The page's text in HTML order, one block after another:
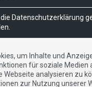
Datenschutzerklärung
Datenschutzerklärung|
um Inhalte und
für soziale Medien
analysieren zu
zur Nutzung unserer